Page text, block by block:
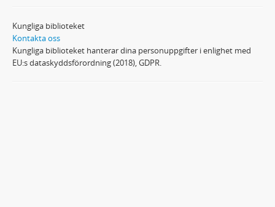
Kungliga biblioteket
Kontakta oss
Kungliga biblioteket hanterar dina personuppgifter i enlighet med
EU:s dataskyddsförordning (2018), GDPR.